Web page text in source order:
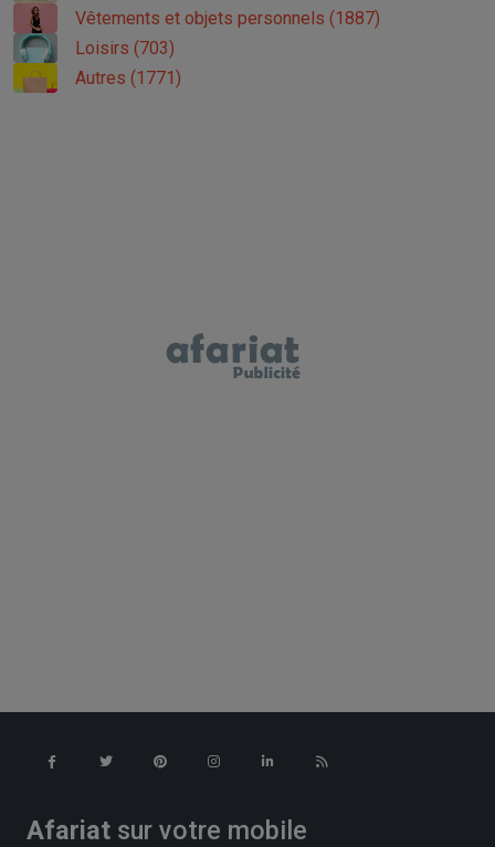
Vêtements et objets personnels (1887)
Loisirs (703)
Autres (1771)
Afariat sur votre mobile